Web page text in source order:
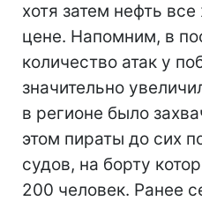
хотя затем нефть
цене. Напомним, в
количество атак у
значительно
в регионе было
этом пираты до сих
судов, на борту
200 человек. Ранее